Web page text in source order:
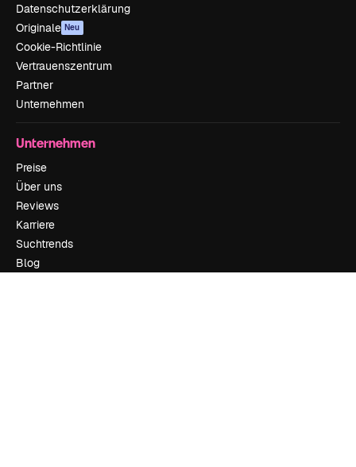
Datenschutzerklärung
Originale Neu
Cookie-Richtlinie
Vertrauenszentrum
Partner
Unternehmen
Unternehmen
Preise
Über uns
Reviews
Karriere
Suchtrends
Blog